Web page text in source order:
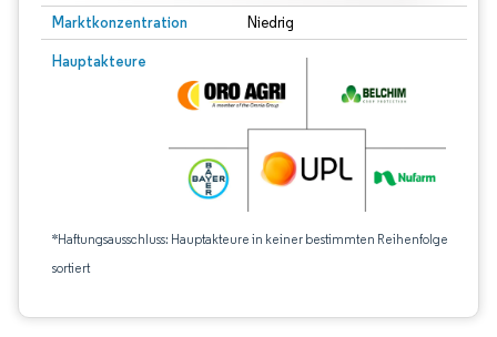
Marktkonzentration Niedrig
Hauptakteure
*Haftungsausschluss: Hauptakteure in keiner bestimmten Reihenfolge
sortiert